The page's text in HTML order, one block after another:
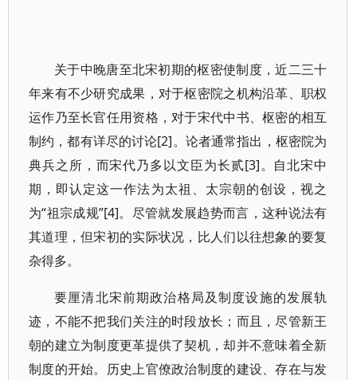
关于中晚唐至北宋初期的枢密使制度，近二三十
年来有不少研究成果，对于枢密院之机构沿革、职权
运作乃至长官任用资格，对于宋代中书、枢密的相互
制约，都有详尽的讨论[2]。论者通常指出，枢密院为
典兵之所，而宋代乃多以文臣为长贰[3]。自北宋中
期，即认定这一作法为太祖、太宗朝的创设，视之
为“祖宗成规”[4]。尽管就发展趋势而言，这种说法有
其道理，但宋初的实际状况，比人们以往想象的要复
杂得多。
要厘清北宋前期政治格局及制度设施的发展轨
迹，不能不把我们关注的时段放长；而且，尽管新王
朝的建立为制度更革提供了契机，却并不意味着全新
制度的开始。历史上官僚政治制度的建设、存在与发